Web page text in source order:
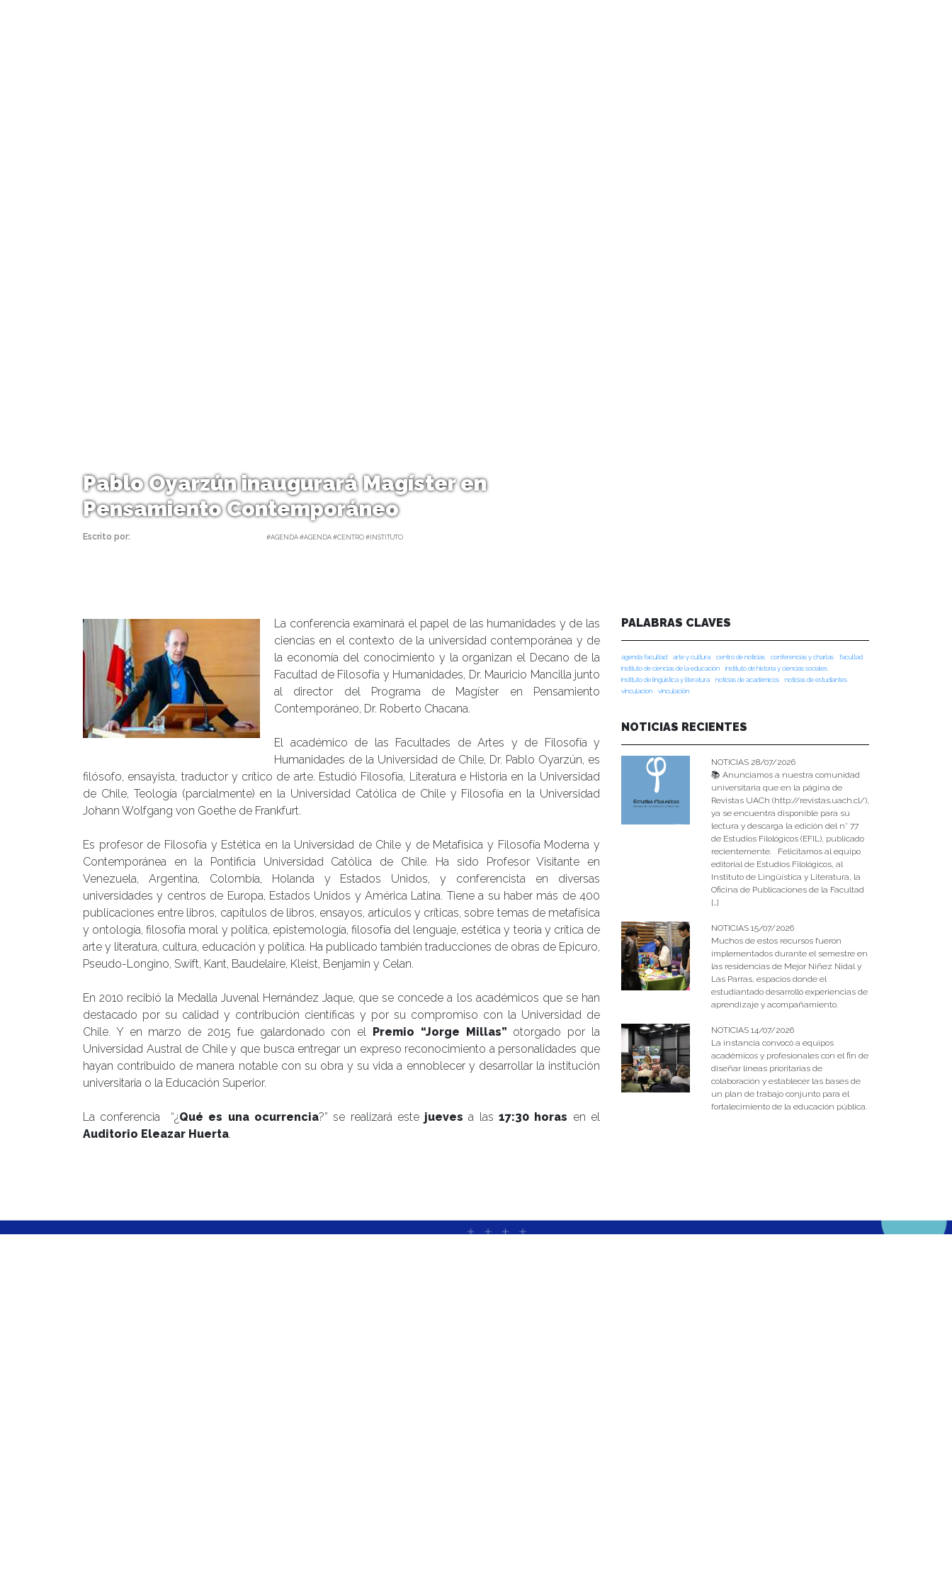
Pablo Oyarzún inaugurará Magíster en
Pensamiento Contemporáneo
Escrito por: #AGENDA #AGENDA #CENTRO #INSTITUTO
La conferencia examinará el papel de las humanidades y de las
ciencias en el contexto de la universidad contemporánea y de
la economía del conocimiento y la organizan el Decano de la
Facultad de Filosofía y Humanidades, Dr. Mauricio Mancilla junto
al director del Programa de Magíster en Pensamiento
Contemporáneo, Dr. Roberto Chacana.
El académico de las Facultades de Artes y de Filosofía y
Humanidades de la Universidad de Chile, Dr. Pablo Oyarzún, es
filósofo, ensayista, traductor y crítico de arte. Estudió Filosofía, Literatura e Historia en la Universidad
de Chile, Teología (parcialmente) en la Universidad Católica de Chile y Filosofía en la Universidad
Johann Wolfgang von Goethe de Frankfurt.
Es profesor de Filosofía y Estética en la Universidad de Chile y de Metafísica y Filosofía Moderna y
Contemporánea en la Pontificia Universidad Católica de Chile. Ha sido Profesor Visitante en
Venezuela, Argentina, Colombia, Holanda y Estados Unidos, y conferencista en diversas
universidades y centros de Europa, Estados Unidos y América Latina. Tiene a su haber más de 400
publicaciones entre libros, capítulos de libros, ensayos, artículos y críticas, sobre temas de metafísica
y ontología, filosofía moral y política, epistemología, filosofía del lenguaje, estética y teoría y crítica de
arte y literatura, cultura, educación y política. Ha publicado también traducciones de obras de Epicuro,
Pseudo-Longino, Swift, Kant, Baudelaire, Kleist, Benjamin y Celan.
En 2010 recibió la Medalla Juvenal Hernández Jaque, que se concede a los académicos que se han
destacado por su calidad y contribución científicas y por su compromiso con la Universidad de
Chile. Y en marzo de 2015 fue galardonado con el
Premio “Jorge Millas” otorgado por la
Universidad Austral de Chile y que busca entregar un expreso reconocimiento a personalidades que
hayan contribuido de manera notable con su obra y su vida a ennoblecer y desarrollar la institución
universitaria o la Educación Superior.
La conferencia “¿Qué es una ocurrencia?” se realizará este jueves a las17:30 horas en el
Auditorio Eleazar Huerta.
PALABRAS CLAVES
agenda facultad arte y cultura centro de noticias conferencias y charlas
facultad
instituto de ciencias de la educación
instituto de historia y ciencias sociales
instituto de lingüística y literatura
noticias de académicos
noticias de estudiantes
vinculacion
vinculación
NOTICIAS RECIENTES
NOTICIAS 28/07/2026
📚 Anunciamos a nuestra comunidad
universitaria que en la página de
Revistas UACh (http://revistas.uach.cl/),
ya se encuentra disponible para su
lectura y descarga la edición del n° 77
de Estudios Filológicos (EFIL), publicado
recientemente. Felicitamos al equipo
editorial de Estudios Filológicos, al
Instituto de Lingüística y Literatura, la
Oficina de Publicaciones de la Facultad
[…]
NOTICIAS 15/07/2026
Muchos de estos recursos fueron
implementados durante el semestre en
las residencias de Mejor Niñez Nidal y
Las Parras, espacios donde el
estudiantado desarrolló experiencias de
aprendizaje y acompañamiento.
NOTICIAS 14/07/2026
La instancia convocó a equipos
académicos y profesionales con el fin de
diseñar líneas prioritarias de
colaboración y establecer las bases de
un plan de trabajo conjunto para el
fortalecimiento de la educación pública.